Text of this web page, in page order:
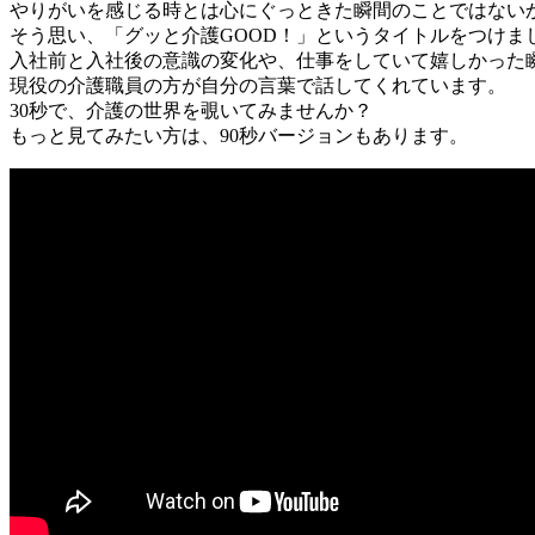
やりがいを感じる時とは心にぐっときた瞬間のことではない
そう思い、「グッと介護GOOD！」というタイトルをつけま
入社前と入社後の意識の変化や、仕事をしていて嬉しかった
現役の介護職員の方が自分の言葉で話してくれています。
30秒で、介護の世界を覗いてみませんか？
もっと見てみたい方は、90秒バージョンもあります。